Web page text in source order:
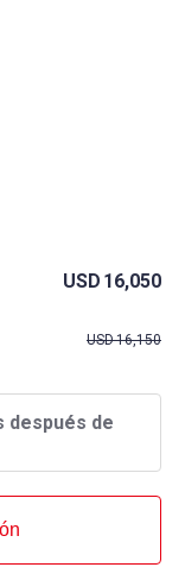
USD 16,050
USD16,150
después de